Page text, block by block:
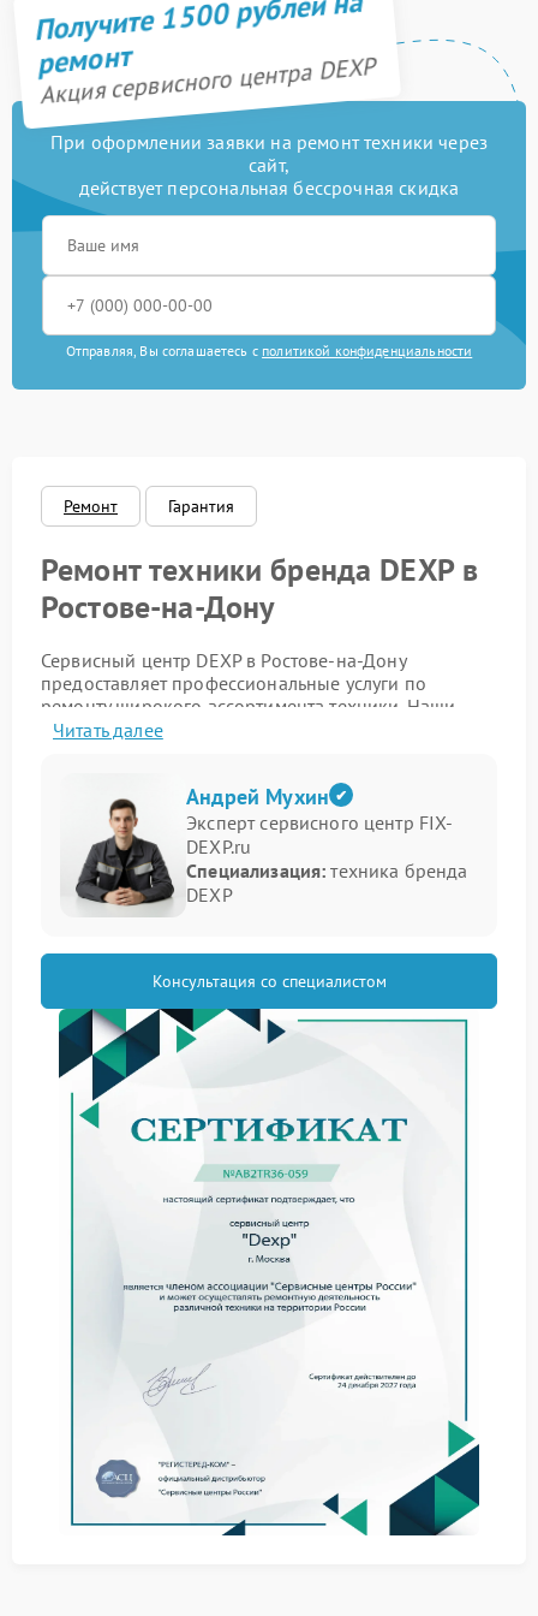
Ремонт электропроводки
Профилактическая
чистка
Ликвидация протечек
Замена платы
1100 рублей
Ремонт/замена датчика
температуры
Замена клапана
990 рублей
Замена термостата
Ремонт модуля
Получите 1500 рублей на
ремонт
Акция сервисного центра DEXP
При оформлении заявки на ремонт техники через
сайт,
действует персональная бессрочная скидка
Отправляя, Вы соглашаетесь с политикой конфиденциальности
Ремонт Гарантия
Ремонт техники бренда DEXP в
Ростове-на-Дону
Сервисный центр DEXP в Ростове-на-Дону
предоставляет профессиональные услуги по
ремонту широкого ассортимента техники. Наши
специалисты обладают высокой квалификацией и
работаем с устройствами различных категорий,
обеспечивая точный и оперативный ремонт для
восстановления их функциональности:
Водонагреватели: устранение протечек, замена
нагревательных элементов.
проблем с подсветкой.
Планшеты: замена экрана, ремонт цепей
Проекторы: настройка оптики, устранение
перегрева.
Частые поломки техники DEXP
и их устранение
В процессе эксплуатации могут возникать
неисправности, связанные с износом компонентов
или некорректным использованием. Наши мастера
регулярно сталкиваются с типичными проблемами,
Робот-пылесос: засорение датчиков, поломка
Телефоны: повреждение дисплея, проблемы с
зарядкой.
Стиральные машины: выход из строя насоса,
Телевизоры: дефекты изображения, проблемы с
HDMI-портами.
Холодильники: неисправность компрессора,
утечка хладагента.
Читать далее
Андрей Мухин
Эксперт сервисного центр FIX-
DEXP.ru
Специализация: техника бренда
DEXP
Консультация со специалистом